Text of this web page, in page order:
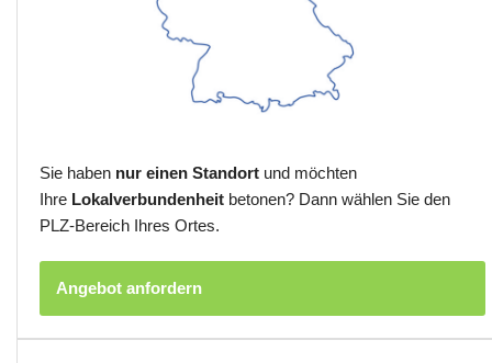
Sie haben nur einen Standort und möchten
Ihre Lokalverbundenheit betonen? Dann wählen Sie den
PLZ-Bereich Ihres Ortes.
Angebot anfordern